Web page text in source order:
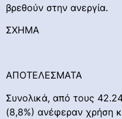
βρεθούν στην ανεργία.
ΣΧΗΜΑ
ΑΠΟΤΕΛΕΣΜΑΤΑ
Συνολικά, από τους
(8,8%) ανέφεραν χρήση